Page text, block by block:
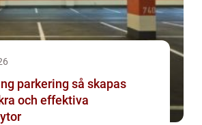
så skapas
och effektiva